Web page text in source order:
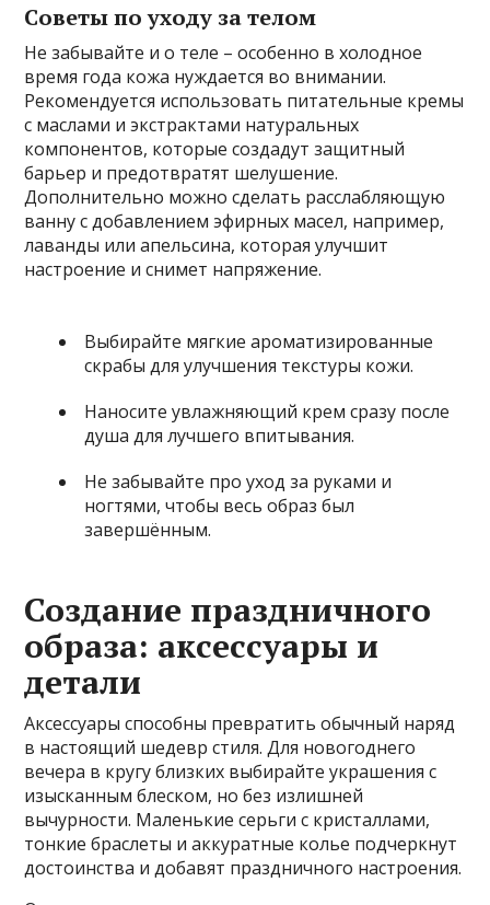
Советы по уходу за телом
Не забывайте и о теле – особенно в холодное
время года кожа нуждается во внимании.
Рекомендуется использовать питательные кремы
с маслами и экстрактами натуральных
компонентов, которые создадут защитный
барьер и предотвратят шелушение.
Дополнительно можно сделать расслабляющую
ванну с добавлением эфирных масел, например,
лаванды или апельсина, которая улучшит
настроение и снимет напряжение.
Выбирайте мягкие ароматизированные
скрабы для улучшения текстуры кожи.
Наносите увлажняющий крем сразу после
душа для лучшего впитывания.
Не забывайте про уход за руками и
ногтями, чтобы весь образ был
завершённым.
Создание праздничного
образа: аксессуары и
детали
Аксессуары способны превратить обычный наряд
в настоящий шедевр стиля. Для новогоднего
вечера в кругу близких выбирайте украшения с
изысканным блеском, но без излишней
вычурности. Маленькие серьги с кристаллами,
тонкие браслеты и аккуратные колье подчеркнут
достоинства и добавят праздничного настроения.